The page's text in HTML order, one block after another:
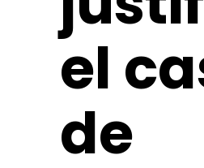
el
de